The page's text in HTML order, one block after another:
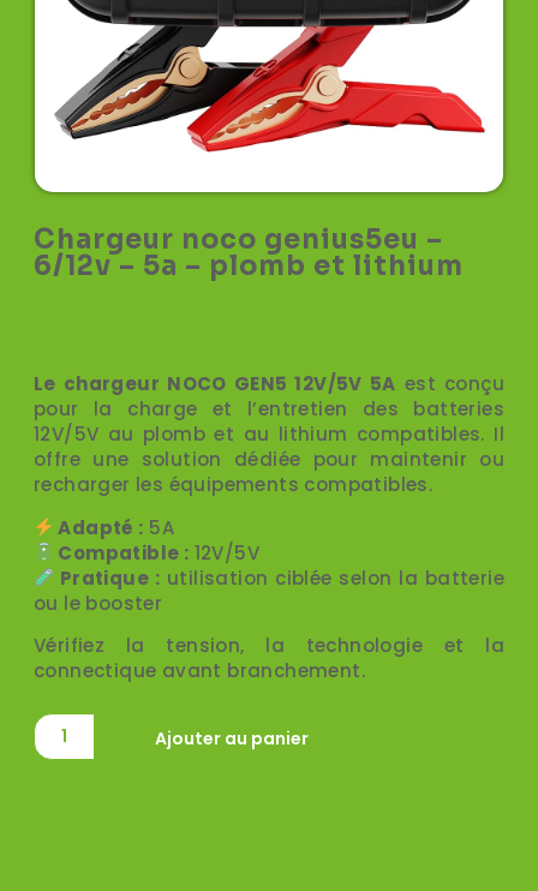
Chargeur noco genius5eu –
6/12v – 5a – plomb et lithium
Le chargeur NOCO GEN5 12V/5V 5A est conçu
pour la charge et l’entretien des batteries
12V/5V au plomb et au lithium compatibles. Il
offre une solution dédiée pour maintenir ou
recharger les équipements compatibles.
Adapté : 5A
Compatible : 12V/5V
Pratique : utilisation ciblée selon la batterie
ou le booster
Vérifiez la tension, la technologie et la
connectique avant branchement.
Ajouter au panier